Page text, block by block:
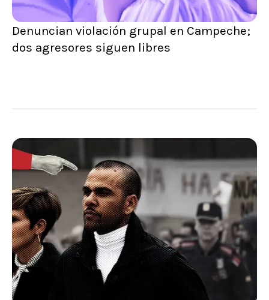
Denuncian violación grupal en Campeche;
dos agresores siguen libres